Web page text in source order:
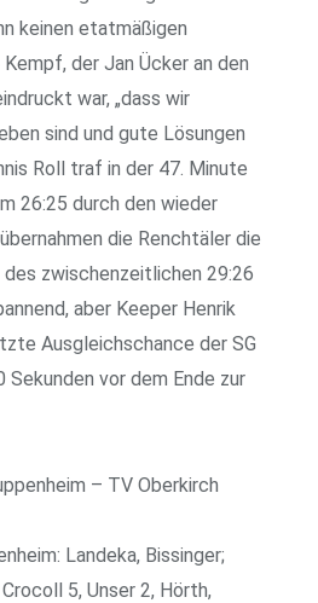
keinen etatmäßigen
der Jan Ücker an den
war, „dass wir
sind und gute Lösungen
Roll traf in der 47. Minute
26:25 durch den wieder
die Renchtäler die
zwischenzeitlichen 29:26
aber Keeper Henrik
Ausgleichschance der SG
vor dem Ende zur
– TV Oberkirch
Landeka, Bissinger;
5, Unser 2, Hörth,